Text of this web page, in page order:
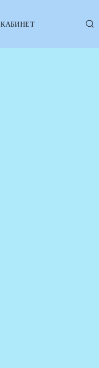
КАБИНЕТ